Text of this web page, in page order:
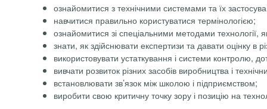
ознайомитися з технічними системами та їх
навчитися правильно користуватися термінологією;
ознайомитися зі спеціальними методами
знати, як здійснювати експертизи та давати оцінку в
використовувати устаткування і системи контролю,
вивчати розвиток різних засобів виробництва і
встановлювати зв’язок між школою і підприємством;
виробити свою критичну точку зору і позицію на